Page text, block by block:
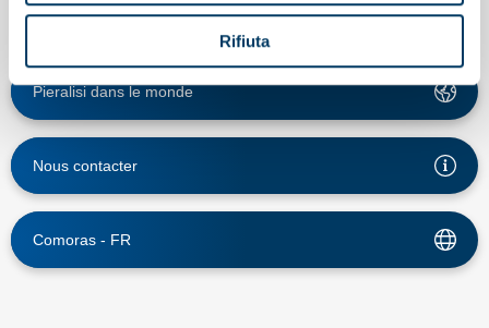
Rifiuta
Pieralisi dans le monde
Nous contacter
Comoras - FR